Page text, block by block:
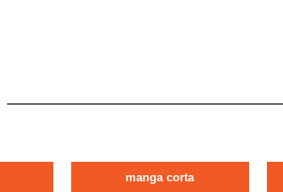
manga corta